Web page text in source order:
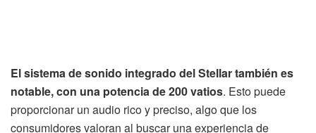
El sistema de sonido integrado del Stellar también es
notable, con una potencia de 200 vatios. Esto puede
proporcionar un audio rico y preciso, algo que los
consumidores valoran al buscar una experiencia de